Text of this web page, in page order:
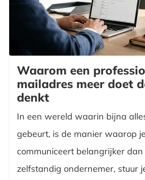
Waarom een
mailadres meer doet
denkt
In een wereld waarin bijna
gebeurt, is de manier waarop je
communiceert belangrijker dan
zelfstandig ondernemer, stuur